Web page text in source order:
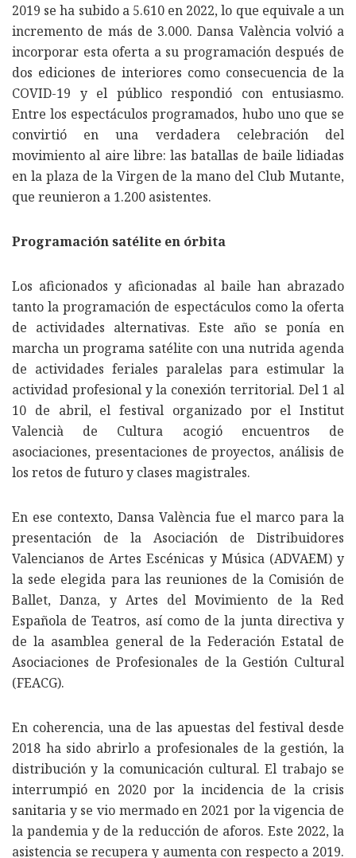
2019 se ha subido a 5.610 en 2022, lo que equivale a un
incremento de más de 3.000. Dansa València volvió a
incorporar esta oferta a su programación después de
dos ediciones de interiores como consecuencia de la
COVID-19 y el público respondió con entusiasmo.
Entre los espectáculos programados, hubo uno que se
convirtió en una verdadera celebración del
movimiento al aire libre: las batallas de baile lidiadas
en la plaza de la Virgen de la mano del Club Mutante,
que reunieron a 1.200 asistentes.
Programación satélite en órbita
Los aficionados y aficionadas al baile han abrazado
tanto la programación de espectáculos como la oferta
de actividades alternativas. Este año se ponía en
marcha un programa satélite con una nutrida agenda
de actividades feriales paralelas para estimular la
actividad profesional y la conexión territorial. Del 1 al
10 de abril, el festival organizado por el Institut
Valencià de Cultura acogió encuentros de
asociaciones, presentaciones de proyectos, análisis de
los retos de futuro y clases magistrales.
En ese contexto, Dansa València fue el marco para la
presentación de la Asociación de Distribuidores
Valencianos de Artes Escénicas y Música (ADVAEM) y
la sede elegida para las reuniones de la Comisión de
Ballet, Danza, y Artes del Movimiento de la Red
Española de Teatros, así como de la junta directiva y
de la asamblea general de la Federación Estatal de
Asociaciones de Profesionales de la Gestión Cultural
(FEACG).
En coherencia, una de las apuestas del festival desde
2018 ha sido abrirlo a profesionales de la gestión, la
distribución y la comunicación cultural. El trabajo se
interrumpió en 2020 por la incidencia de la crisis
sanitaria y se vio mermado en 2021 por la vigencia de
la pandemia y de la reducción de aforos. Este 2022, la
asistencia se recupera y aumenta con respecto a 2019.